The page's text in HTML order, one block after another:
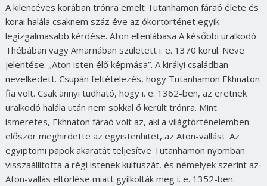
A kilencéves korában trónra emelt Tutanhamon fáraó élete és
korai halála csaknem száz éve az ókortörténet egyik
legizgalmasabb kérdése. Aton ellenlábasa A későbbi uralkodó
Thébában vagy Amarnában született i. e. 1370 körül. Neve
jelentése: „Aton isten élő képmása”. A királyi családban
nevelkedett. Csupán feltételezés, hogy Tutanhamon Ekhnaton
fia volt. Csak annyi tudható, hogy i. e. 1362-ben, az eretnek
uralkodó halála után nem sokkal ő került trónra. Mint
ismeretes, Ekhnaton fáraó volt az, aki a világtörténelemben
először meghirdette az egyistenhitet, az Aton-vallást. Az
egyiptomi papok akaratát teljesítve Tutanhamon nyomban
visszaállította a régi istenek kultuszát, és némelyek szerint az
Aton-vallás eltörlése miatt gyilkolták meg i. e. 1352-ben.